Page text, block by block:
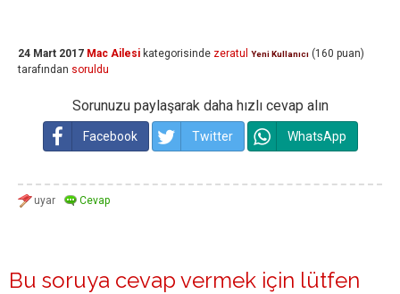
24 Mart 2017 Mac Ailesi kategorisinde zeratul Yeni Kullanıcı (160 puan)
tarafından soruldu
Sorunuzu paylaşarak daha hızlı cevap alın
Facebook Twitter WhatsApp
Bu soruya cevap vermek için lütfen